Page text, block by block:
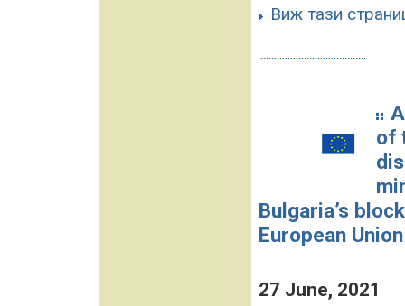
Виж тази
of
Bulgaria’s
European Union
27 June, 2021